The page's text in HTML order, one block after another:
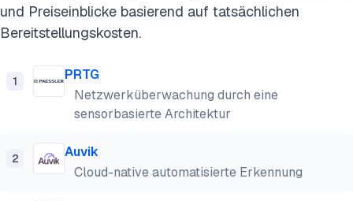
und Preiseinblicke basierend auf tatsächlichen
Bereitstellungskosten.
1
PRTG
Netzwerküberwachung durch eine
sensorbasierte Architektur
2
Auvik
Cloud-native automatisierte Erkennung